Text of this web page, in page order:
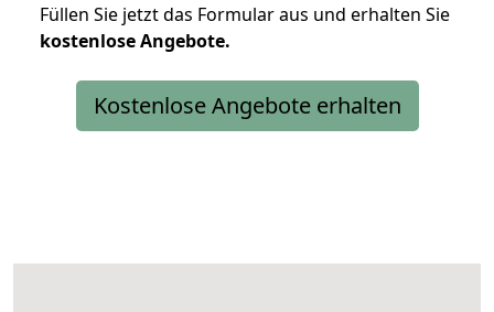
Füllen Sie jetzt das Formular aus und erhalten Sie
kostenloseAngebote.
Kostenlose Angebote erhalten